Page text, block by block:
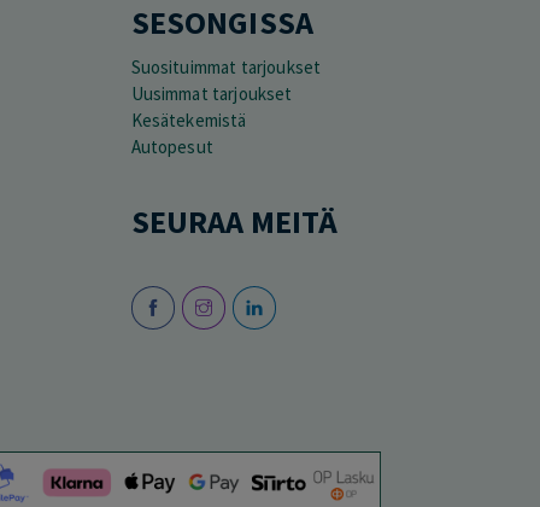
SESONGISSA
Suosituimmat tarjoukset
Uusimmat tarjoukset
Kesätekemistä
Autopesut
SEURAA MEITÄ